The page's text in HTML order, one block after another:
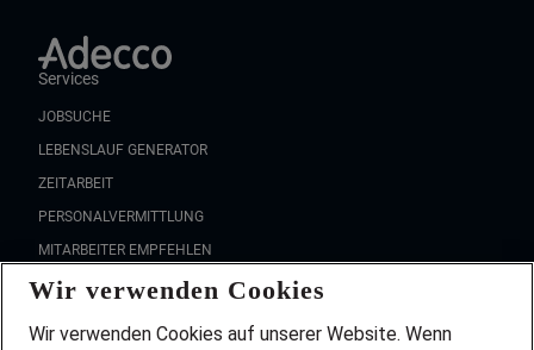
Services
JOBSUCHE
LEBENSLAUF GENERATOR
ZEITARBEIT
PERSONALVERMITTLUNG
MITARBEITER EMPFEHLEN
FAQ
Wir stellen ein!
DEINE BERUFSGRUPPE
Wir verwenden Cookies
Wir verwenden Cookies auf unserer Website. Wenn